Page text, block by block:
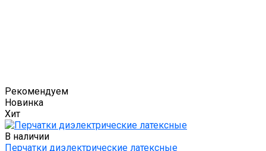
Рекомендуем
Новинка
Хит
В наличии
Перчатки диэлектрические латексные